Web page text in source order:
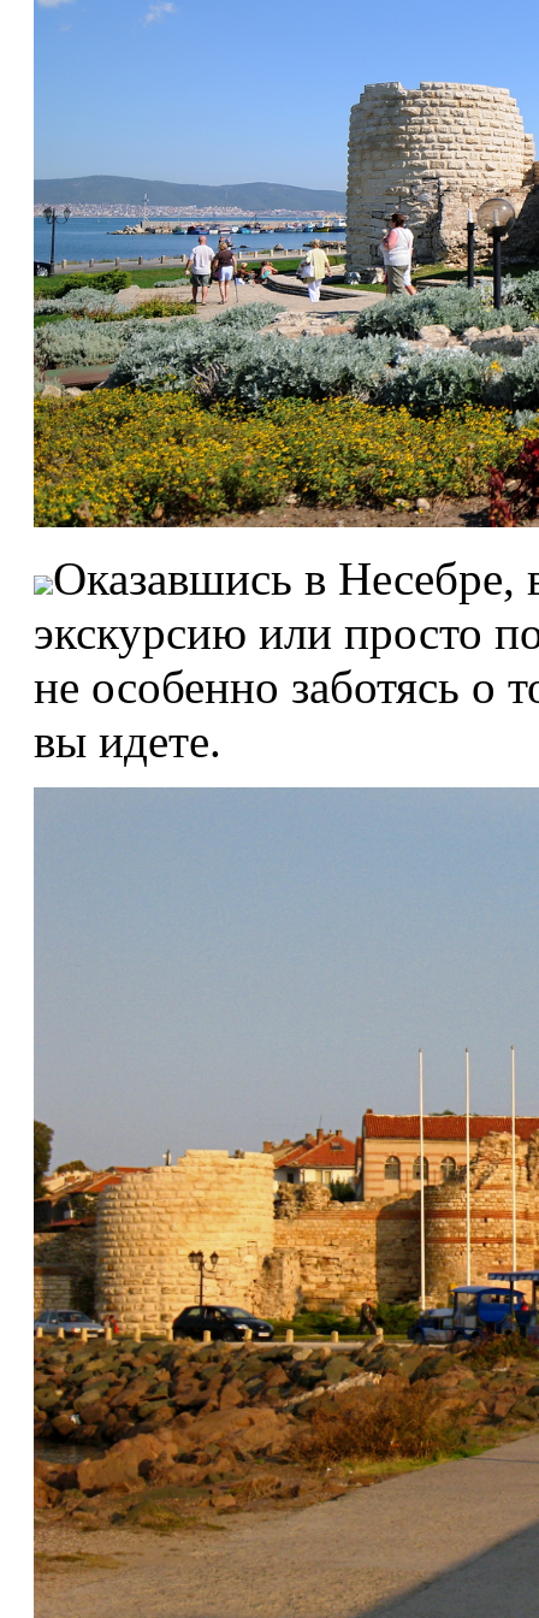
Оказавшись в Несебре,
экскурсию или просто
не особенно заботясь о
вы идете.